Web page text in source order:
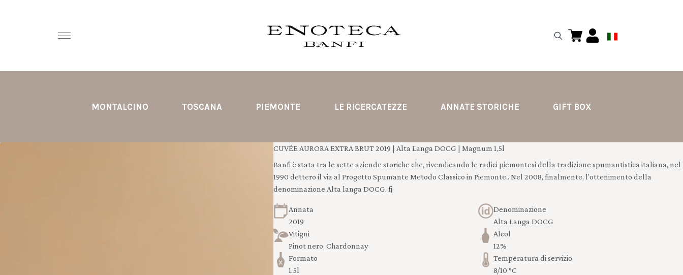
MONTALCINO TOSCANA PIEMONTE LE RICERCATEZZE ANNATE STORICHE GIFT BOX
CUVÉE AURORA EXTRA BRUT 2019 | Alta Langa DOCG | Magnum 1,5l
Banfi è stata tra le sette aziende storiche che, rivendicando le radici piemontesi della tradizione spumantistica italiana, nel
1990 dettero il via al Progetto Spumante Metodo Classico in Piemonte.. Nel 2008, finalmente, l’ottenimento della
denominazione Alta langa DOCG. fj
Annata
2019
Denominazione
Alta Langa DOCG
Vitigni
Pinot nero, Chardonnay
Alcol
12%
Formato
1.5l
Temperatura di servizio
8/10 °C